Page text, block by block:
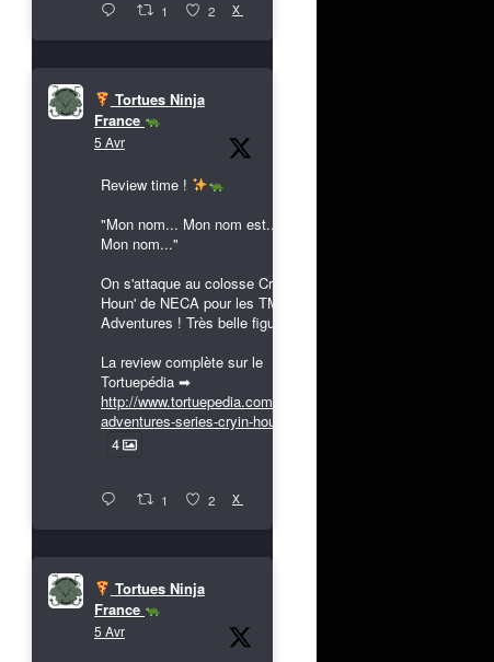
1 2 X
Tortues Ninja
France
5 Avr
Review time !
"Mon nom... Mon nom est...
Mon nom..."
On s'attaque au colosse Cryin'
Houn' de NECA pour les TMNT
Adventures ! Très belle figurine !
La review complète sur le
Tortuepédia ➡
http://www.tortuepedia.com/tmnt-
adventures-series-cryin-houn...
4
1 2 X
Tortues Ninja
France
5 Avr